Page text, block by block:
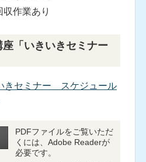
作業あり
「いきいきセミナー
セミナー スケジュール
PDFファイルをご覧いただ
くには、Adobe Readerが
必要です。